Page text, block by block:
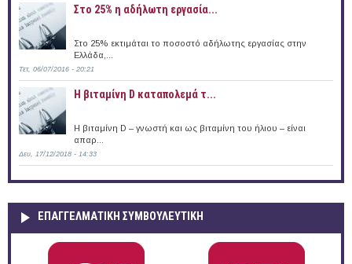
Στο 25% η αδήλωτη εργασία...
Στο 25% εκτιμάται το ποσοστό αδήλωτης εργασίας στην
Ελλάδα,...
Τετ, 06/07/2016 - 20:21
Η βιταμίνη D καταπολεμά τ...
Η βιταμίνη D – γνωστή και ως βιταμίνη του ήλιου – είναι
απαρ...
Δευ, 17/12/2018 - 14:33
ΕΠΑΓΓΕΛΜΑΤΙΚΉ ΣΥΜΒΟΥΛΕΥΤΙΚΉ